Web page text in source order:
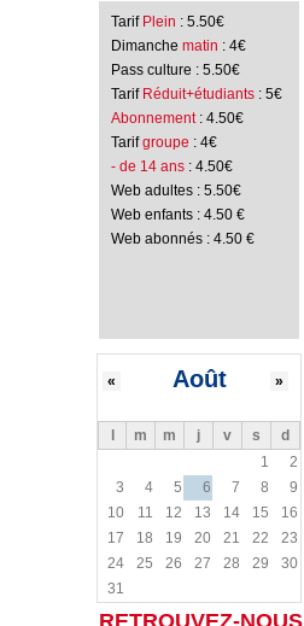
Tarif Plein : 5.50€
Dimanche matin : 4€
Pass culture : 5.50€
Tarif Réduit+étudiants : 5€
Abonnement: 4.50€
Tarifgroupe : 4€
- de 14 ans: 4.50€
Web adultes : 5.50€
Web enfants : 4.50 €
Web abonnés : 4.50 €
Août
« »
m m j v s
d
1
2
3
4 5 6 7 8
9
10
11 12 13 14 15
16
17
18 19 20 21 22
23
24
25 26 27 28 29
30
31